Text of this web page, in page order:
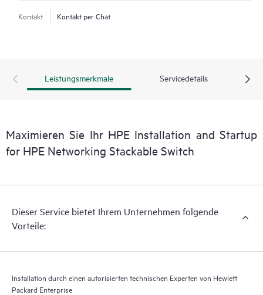
Kontakt Kontakt per Chat
Leistungsmerkmale Servicedetails
Maximieren Sie Ihr HPE Installation and Startup
for HPE Networking Stackable Switch
Dieser Service bietet Ihrem Unternehmen folgende
Vorteile:
Installation durch einen autorisierten technischen Experten von Hewlett
Packard Enterprise